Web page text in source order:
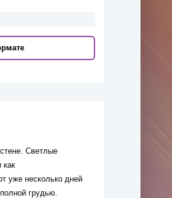
Светлые
как
уже несколько дней
грудью.